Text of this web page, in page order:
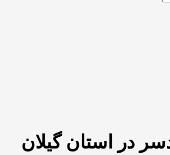
در استان گیلان